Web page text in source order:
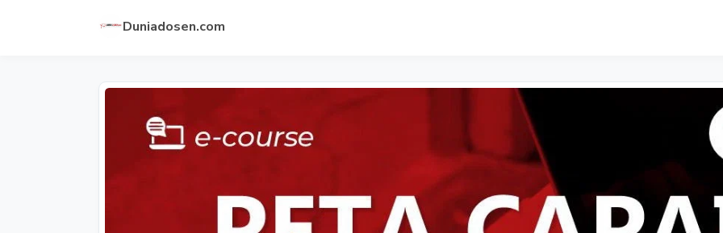
Duniadosen.com